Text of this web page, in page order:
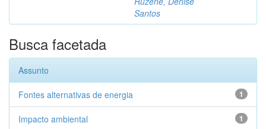
Santos
Busca facetada
Assunto
1
Fontes alternativas de energia
1
Impacto ambiental